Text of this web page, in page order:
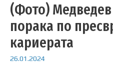
(Фото)
порака по
кариерата
26.01.2024